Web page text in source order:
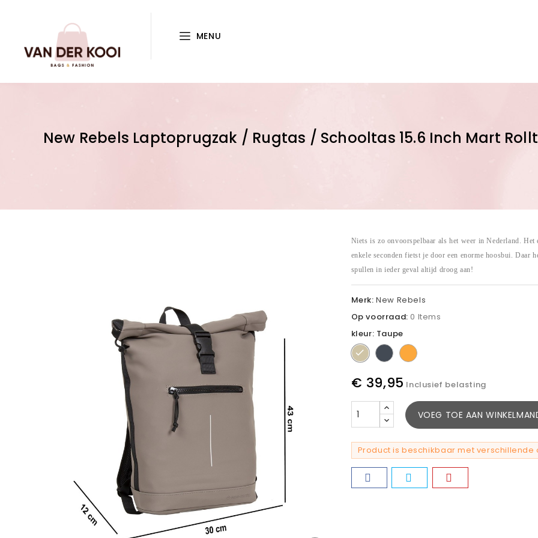
MENU
New Rebels Laptoprugzak / Rugtas / Schooltas 15.6 Inch Mart
Niets is zo onvoorspelbaar als het weer in Nederland.
enkele seconden fietst je door een enorme hoosbui.
spullen in ieder geval altijd droog aan!
Merk: New Rebels
Op voorraad: 0 Items
kleur: Taupe
TaupeZwart Cognac
€ 39,95 Inclusief belasting
VOEG TOE AAN
Product is beschikbaar met verschillende